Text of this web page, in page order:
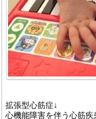
拡張型心筋症↓
心機能障害を伴う心筋疾